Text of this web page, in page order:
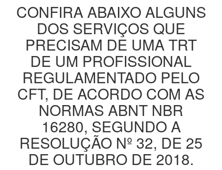
CONFIRA ABAIXO ALGUNS
DOS SERVIÇOS QUE
PRECISAM DE UMA TRT
DE UM PROFISSIONAL
REGULAMENTADO PELO
CFT, DE ACORDO COM AS
NORMAS ABNT NBR
16280, SEGUNDO A
RESOLUÇÃO Nº 32, DE 25
DE OUTUBRO DE 2018.